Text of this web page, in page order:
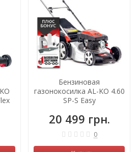
Бензиновая
газонокосилка AL-KO 4.60
SP-S Easy
20 499 грн.
0